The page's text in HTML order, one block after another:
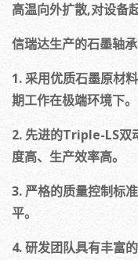
高温向外扩散,对设备
信瑞达生产的石墨轴
1. 采用优质石墨原材
期工作在极端环境下。
2. 先进的Triple-LS双
度高、生产效率高。
3. 严格的质量控制标
平。
4. 研发团队具有丰富